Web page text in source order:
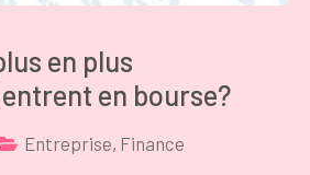
en plus
en bourse?
Entreprise, Finance